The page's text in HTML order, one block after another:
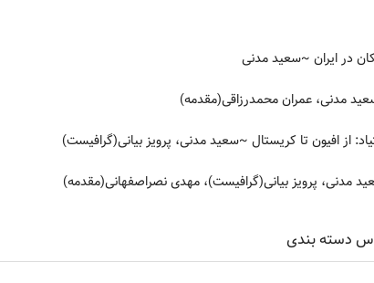
در ایران ~سعید مدنی
مدنی، عمران محمدرزاقی(مقدمه)
از افیون تا کریستال ~سعید مدنی، پرویز بیانی(گرافیست)
مدنی، پرویز بیانی(گرافیست)، مهدی نصراصفهانی(مقدمه)
دسته بندی